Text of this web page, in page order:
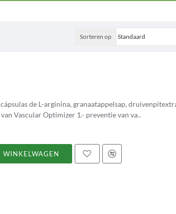
Sorteren op
de L-arginina, granaatappelsap,
citrulina. Eigenschappen y voordelen van Vascular Optimizer 1.- preventie van va..
WINKELWAGEN